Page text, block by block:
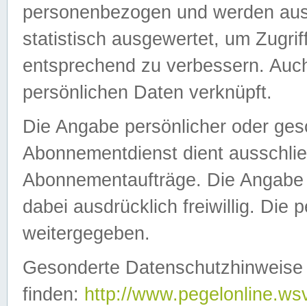
personenbezogen und werden
statistisch ausgewertet, um
entsprechend zu verbessern.
persönlichen Daten verknüpft.
Die Angabe persönlicher oder
Abonnementdienst dient
Abonnementaufträge. Die
dabei ausdrücklich freiwillig. Die
weitergegeben.
Gesonderte
finden: http://